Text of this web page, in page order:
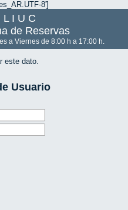
8']
L I U C
de Reservas
a Viernes de 8:00 h a 17:00 h.
este dato.
Usuario